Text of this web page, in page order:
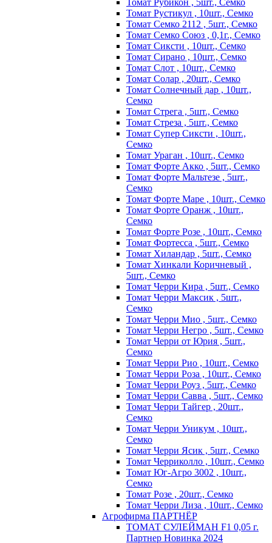
Томат Рубикон , 5шт., Семко
Томат Рустикул , 10шт., Семко
Томат Семко 2112 , 5шт., Семко
Томат Семко Союз , 0,1г., Семко
Томат Сиксти , 10шт., Семко
Томат Сирано , 10шт., Семко
Томат Слот , 10шт., Семко
Томат Солар , 20шт., Семко
Томат Солнечный дар , 10шт.,
Семко
Томат Стрега , 5шт., Семко
Томат Стреза , 5шт., Семко
Томат Супер Сиксти , 10шт.,
Семко
Томат Ураган , 10шт., Семко
Томат Форте Акко , 5шт., Семко
Томат Форте Мальтезе , 5шт.,
Семко
Томат Форте Маре , 10шт., Семко
Томат Форте Оранж , 10шт.,
Семко
Томат Форте Розе , 10шт., Семко
Томат Фортесса , 5шт., Семко
Томат Хиландар , 5шт., Семко
Томат Хинкали Коричневый ,
5шт., Семко
Томат Черри Кира , 5шт., Семко
Томат Черри Максик , 5шт.,
Семко
Томат Черри Мио , 5шт., Семко
Томат Черри Негро , 5шт., Семко
Томат Черри от Юрия , 5шт.,
Семко
Томат Черри Рио , 10шт., Семко
Томат Черри Роза , 10шт., Семко
Томат Черри Роуз , 5шт., Семко
Томат Черри Савва , 5шт., Семко
Томат Черри Тайгер , 20шт.,
Семко
Томат Черри Уникум , 10шт.,
Семко
Томат Черри Ясик , 5шт., Семко
Томат Черриколло , 10шт., Семко
Томат Юг-Агро 3002 , 10шт.,
Семко
Томат Розе , 20шт., Семко
Томат Черри Лиза , 10шт., Семко
Агрофирма ПАРТНЁР
ТОМАТ СУЛЕЙМАН F1 0,05 г.
Партнер Новинка 2024